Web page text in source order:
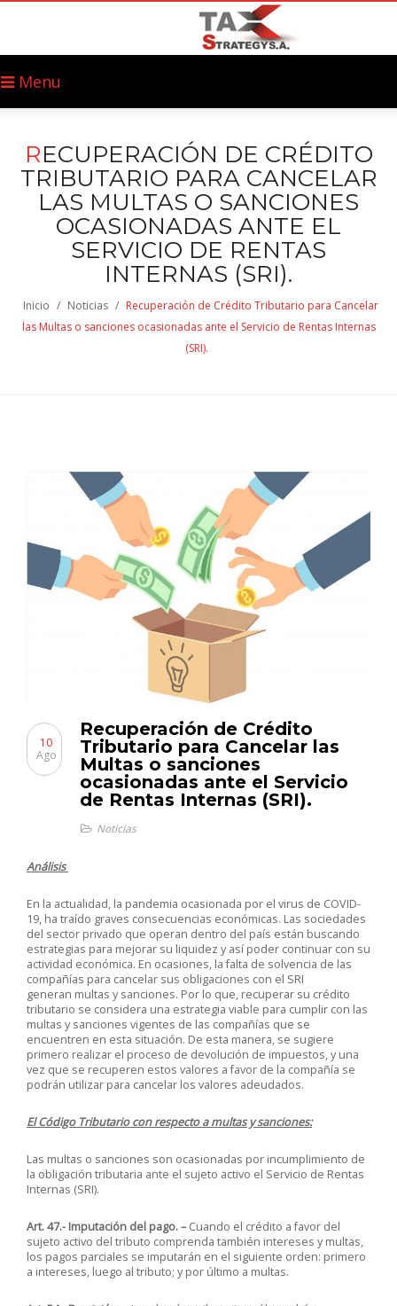
Menu
RECUPERACIÓN DE CRÉDITO
TRIBUTARIO PARA CANCELAR
LAS MULTAS O SANCIONES
OCASIONADAS ANTE EL
SERVICIO DE RENTAS
INTERNAS (SRI).
Inicio / Noticias / Recuperación de Crédito Tributario para Cancelar
las Multas o sanciones ocasionadas ante el Servicio de Rentas Internas
(SRI).
Recuperación de Crédito
Tributario para Cancelar las
Multas o sanciones
ocasionadas ante el Servicio
de Rentas Internas (SRI).
10
Ago
Noticias
Análisis
En la actualidad, la pandemia ocasionada por el virus de COVID-
19, ha traído graves consecuencias económicas. Las sociedades
del sector privado que operan dentro del país están buscando
estrategias para mejorar su liquidez y así poder continuar con su
actividad económica. En ocasiones, la falta de solvencia de las
compañías para cancelar sus obligaciones con el SRI
generan multas y sanciones. Por lo que, recuperar su crédito
tributario se considera una estrategia viable para cumplir con las
multas y sanciones vigentes de las compañías que se
encuentren en esta situación. De esta manera, se sugiere
primero realizar el proceso de devolución de impuestos, y una
vez que se recuperen estos valores a favor de la compañía se
podrán utilizar para cancelar los valores adeudados.
El Código Tributario con respecto a multas y sanciones:
Las multas o sanciones son ocasionadas por incumplimiento de
la obligación tributaria ante el sujeto activo el Servicio de Rentas
Internas (SRI).
Art. 47.- Imputación del pago. –Cuando el crédito a favor del
sujeto activo del tributo comprenda también intereses y multas,
los pagos parciales se imputarán en el siguiente orden: primero
a intereses, luego al tributo; y por último a multas.